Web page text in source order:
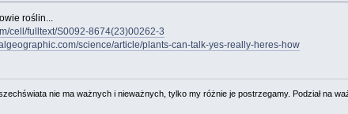
roślin...
cell/fulltext/S0092-8674(23)00262-3
science/article/plants-can-talk-yes-really-heres-how
nie ma ważnych i nieważnych, tylko my różnie je postrzegamy. Podział na